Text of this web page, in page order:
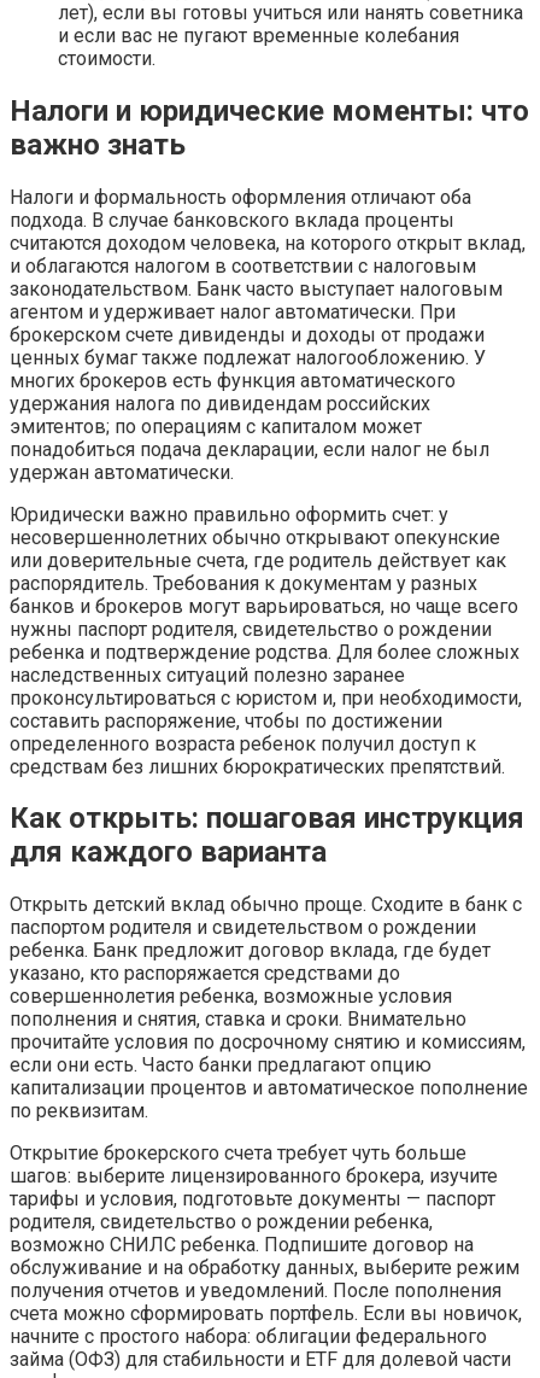
лет), если вы готовы учиться или нанять советника
и если вас не пугают временные колебания
стоимости.
Налоги и юридические моменты: что
важно знать
Налоги и формальность оформления отличают оба
подхода. В случае банковского вклада проценты
считаются доходом человека, на которого открыт вклад,
и облагаются налогом в соответствии с налоговым
законодательством. Банк часто выступает налоговым
агентом и удерживает налог автоматически. При
брокерском счете дивиденды и доходы от продажи
ценных бумаг также подлежат налогообложению. У
многих брокеров есть функция автоматического
удержания налога по дивидендам российских
эмитентов; по операциям с капиталом может
понадобиться подача декларации, если налог не был
удержан автоматически.
Юридически важно правильно оформить счет: у
несовершеннолетних обычно открывают опекунские
или доверительные счета, где родитель действует как
распорядитель. Требования к документам у разных
банков и брокеров могут варьироваться, но чаще всего
нужны паспорт родителя, свидетельство о рождении
ребенка и подтверждение родства. Для более сложных
наследственных ситуаций полезно заранее
проконсультироваться с юристом и, при необходимости,
составить распоряжение, чтобы по достижении
определенного возраста ребенок получил доступ к
средствам без лишних бюрократических препятствий.
Как открыть: пошаговая инструкция
для каждого варианта
Открыть детский вклад обычно проще. Сходите в банк с
паспортом родителя и свидетельством о рождении
ребенка. Банк предложит договор вклада, где будет
указано, кто распоряжается средствами до
совершеннолетия ребенка, возможные условия
пополнения и снятия, ставка и сроки. Внимательно
прочитайте условия по досрочному снятию и комиссиям,
если они есть. Часто банки предлагают опцию
капитализации процентов и автоматическое пополнение
по реквизитам.
Открытие брокерского счета требует чуть больше
шагов: выберите лицензированного брокера, изучите
тарифы и условия, подготовьте документы — паспорт
родителя, свидетельство о рождении ребенка,
возможно СНИЛС ребенка. Подпишите договор на
обслуживание и на обработку данных, выберите режим
получения отчетов и уведомлений. После пополнения
счета можно сформировать портфель. Если вы новичок,
начните с простого набора: облигации федерального
займа (ОФЗ) для стабильности и ETF для долевой части